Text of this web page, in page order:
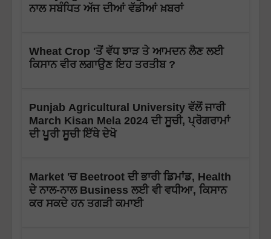
ਨਾਲ ਸਬੰਧਿਤ ਅੱਜ ਦੀਆਂ ਵੱਡੀਆਂ ਖ਼ਬਰਾਂ
Wheat Crop 'ਤੋਂ ਵੱਧ ਝਾੜ ਤੇ ਆਮਦਨ ਲੈਣ ਲਈ
ਕਿਸਾਨ ਵੀਰ ਲਗਾਉਣ ਇਹ ਤਰਤੀਬ ?
Punjab Agricultural University ਵੱਲੋਂ ਜਾਰੀ
March Kisan Mela 2024 ਦੀ ਸੂਚੀ, ਪ੍ਰੋਗਰਾਮਾਂ
ਦੀ ਪੂਰੀ ਸੂਚੀ ਇੱਥੇ ਦੇਖੋ
Market 'ਚ Beetroot ਦੀ ਭਾਰੀ ਡਿਮਾਂਡ, Health
ਦੇ ਨਾਲ-ਨਾਲ Business ਲਈ ਵੀ ਵਧੀਆ, ਕਿਸਾਨ
ਕਰ ਸਕਦੇ ਹਨ ਤਗੜੀ ਕਮਾਈ